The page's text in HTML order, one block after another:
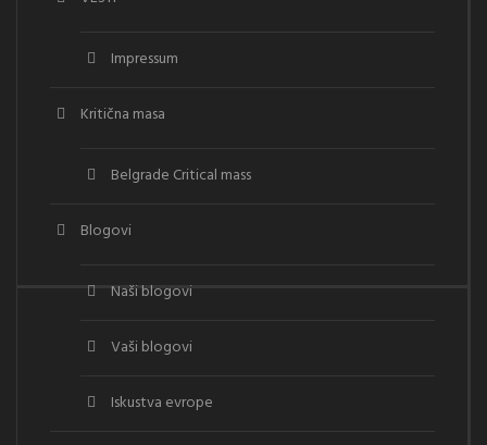
Impressum
Kritična masa
Belgrade Critical mass
Blogovi
Naši blogovi
Vaši blogovi
Iskustva evrope